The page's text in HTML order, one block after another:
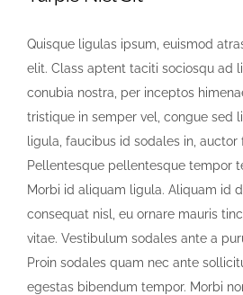
Quisque ligulas ipsum, euismod
elit. Class aptent taciti sociosqu ad
conubia nostra, per inceptos
tristique in semper vel, congue sed
ligula, faucibus id sodales in, auctor
Pellentesque pellentesque tempor
Morbi id aliquam ligula. Aliquam id
consequat nisl, eu ornare mauris
vitae. Vestibulum sodales ante a
Proin sodales quam nec ante
egestas bibendum tempor. Morbi